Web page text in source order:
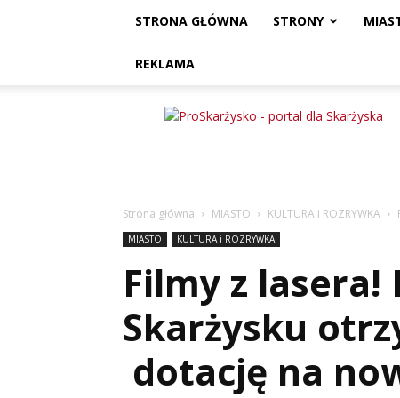
STRONA GŁÓWNA STRONY
REKLAMA
ProSkarżysko
Strona główna MIASTO KULTURA i ROZRYWKA
MIASTO KULTURA i ROZRYWKA
Filmy z
Skarżysku
dotację na